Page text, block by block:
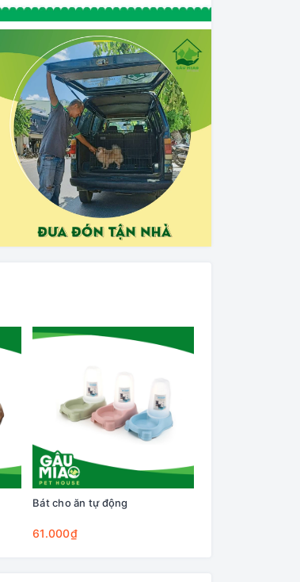
Bát cho ăn tự động
61.000₫